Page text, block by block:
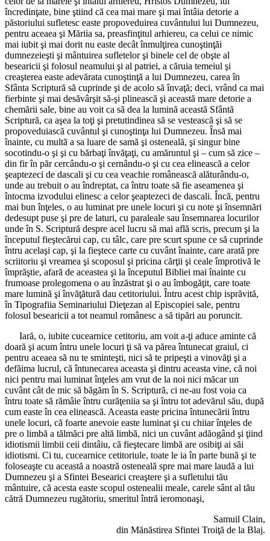
încredinţate, bine ştiind că cea mai mare şi mai întâia detorie a
păstoriului sufletesc easte propoveduirea cuvântului lui Dumnezeu,
pentru aceaea şi Măriia sa, preasfinţitul arhiereu, ca celui ce nimic
mai iubit şi mai dorit nu easte decât înmulţirea cunoştinţăi
dumnezeieşti şi mântuirea sufletelor şi binele cel de obşte al
besearicii şi folosul neamului şi al patriei, a căruia temeiul şi
creaşterea easte adevărata cunoştinţă a lui Dumnezeu, carea în
Sfânta Scriptură să cuprinde şi de acolo să învaţă; deci, vrând ca mai
fierbinte şi mai desăvârşit să-şi plinească şi această mare detorie a
chemării sale, bine au voit ca să dea la lumină această Sfântă
Scriptură, ca aşea la toţi şi pretutindinea să se vestească şi să se
propoveduiască cuvântul şi cunoştinţa lui Dumnezeu. Însă mai
înainte, cu multă a sa luare de samă şi osteneală, şi singur bine
socotindu-o şi şi cu bărbaţi învăţaţi, cu amăruntul şi – cum să zice –
din fir în păr cercându-o şi cernându-o şi cu cea elinească a celor
şeaptezeci de dascali şi cu cea veachie românească alăturându-o,
unde au trebuit o au îndreptat, ca întru toate să fie aseamenea şi
întocma izvodului elinesc a celor şeaptezeci de dascali. Încă, pentru
mai bun înţeles, o au luminat pre unele locuri şi cu note şi însemnări
dedesupt puse şi pre de laturi, cu paraleale sau însemnarea locurilor
unde în S. Scriptură despre acel lucru să mai află scris, precum şi la
începutul fieştecărui cap, cu tâlc, care pre scurt spune ce să cuprinde
întru acelaşi cap, şi la fieştece carte cu cuvânt înainte, care arată pre
scriitoriu şi vreamea şi scoposul şi pricina cărţii şi ceale împrotivă le
împrăştie, afară de aceastea şi la începutul Bibliei mai înainte cu
frumoase prolegomena o au înzăstrat şi o au îmbogăţit, care toate
mare lumină şi învăţătură dau cetitoriului. Întru acest chip isprăvită,
în Tipografiia Seminariului Dieţezan al Episcopiei sale, pentru
folosul besearicii a tot neamul românesc a să tipări au poruncit.
Iară, o, iubite cucearnice cetitoriu, am voit a-ţi aduce aminte că
doară şi acum întru unele locuri ţi să va părea întunecat graiul, ci
pentru aceaea să nu te sminteşti, nici să te pripeşti a vinovăţi şi a
defăima lucrul, că întunecarea aceasta şi dintru aceasta vine, că noi
nici pentru mai luminat înţeles am vrut de la noi nici măcar un
cuvânt cât de mic să băgăm în S. Scriptură, ci ne-au fost voia ca
întru toate să rămâie întru curăţeniia sa şi întru tot adevărul său, după
cum easte în cea elinească. Aceasta easte pricina întunecării întru
unele locuri, că foarte anevoie easte luminat şi cu chiiar înţeles de
pre o limbă a tălmăci pre altă limbă, nici un cuvânt adăogând şi ţiind
idiotismii limbii ceii dintâiu, că fieştecare limbă are osibiţi ai săi
idiotismi. Ci tu, cucearnice cetitoriule, toate le ia în parte bună şi te
foloseaşte cu această a noastră osteneală spre mai mare laudă a lui
Dumnezeu şi a Sfintei Besearici creaştere şi a sufletului tău
mântuire, că acesta easte scopul ostenealii meale, carele sânt al tău
cătră Dumnezeu rugătoriu, smeritul întră ieromonaşi,
Samuil Clain,
din Mănăstirea Sfintei Troiţă de la Blaj.